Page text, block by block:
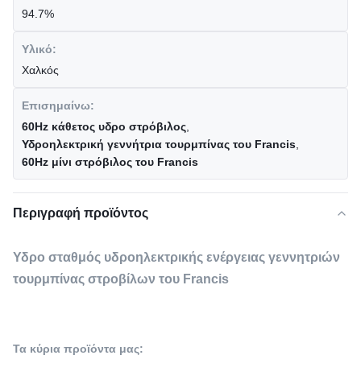
94.7%
Υλικό:
Χαλκός
Επισημαίνω:
60Hz κάθετος υδρο στρόβιλος
Υδροηλεκτρική γεννήτρια τουρμπίνας του Francis
60Hz μίνι στρόβιλος του Francis
Περιγραφή προϊόντος
Υδρο σταθμός υδροηλεκτρικής ενέργειας γεννητριών
τουρμπίνας στροβίλων του Francis
Τα κύρια προϊόντα μας: